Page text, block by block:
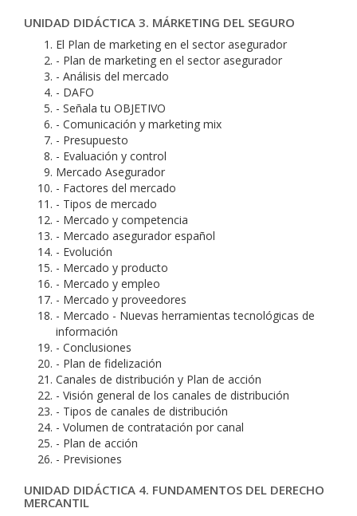
UNIDAD DIDÁCTICA 3. MÁRKETING DEL SEGURO
El Plan de marketing en el sector asegurador
- Plan de marketing en el sector asegurador
- Análisis del mercado
- DAFO
- Señala tu OBJETIVO
- Comunicación y marketing mix
- Presupuesto
- Evaluación y control
Mercado Asegurador
- Factores del mercado
- Tipos de mercado
- Mercado y competencia
- Mercado asegurador español
- Evolución
- Mercado y producto
- Mercado y empleo
- Mercado y proveedores
- Mercado - Nuevas herramientas tecnológicas de
información
- Conclusiones
- Plan de fidelización
Canales de distribución y Plan de acción
- Visión general de los canales de distribución
- Tipos de canales de distribución
- Volumen de contratación por canal
- Plan de acción
- Previsiones
UNIDAD DIDÁCTICA 4. FUNDAMENTOS DEL DERECHO
MERCANTIL